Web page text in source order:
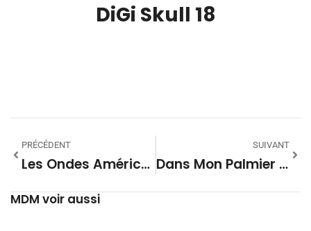
DiGi Skull 18
PRÉCÉDENT
Les Ondes Américaines 68 # Hawaii
SUIVANT
Dans Mon Palmier Saison 08 – 14
MDM voir aussi